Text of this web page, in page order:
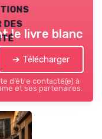
des
le livre blanc
➔ Télécharger
d’être contacté(e) à
et ses partenaires.